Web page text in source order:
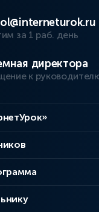
за 1 раб. день
директора
к